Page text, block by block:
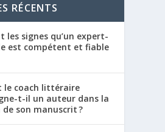
RÉCENTS
les signes qu’un expert-
est compétent et fiable
le coach littéraire
t-il un auteur dans la
son manuscrit ?